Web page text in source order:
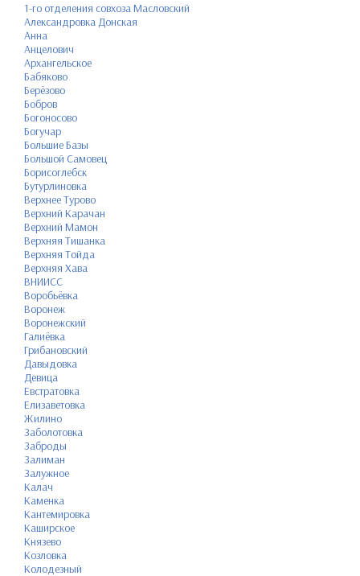
1-го отделения совхоза Масловский
Александровка Донская
Анна
Анцелович
Архангельское
Бабяково
Берёзово
Бобров
Богоносово
Богучар
Большие Базы
Большой Самовец
Борисоглебск
Бутурлиновка
Верхнее Турово
Верхний Карачан
Верхний Мамон
Верхняя Тишанка
Верхняя Тойда
Верхняя Хава
ВНИИСС
Воробьёвка
Воронеж
Воронежский
Галиёвка
Грибановский
Давыдовка
Девица
Евстратовка
Елизаветовка
Жилино
Заболотовка
Заброды
Залиман
Залужное
Калач
Каменка
Кантемировка
Каширское
Князево
Козловка
Колодезный